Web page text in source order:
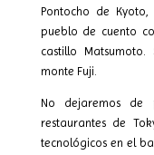
Pontocho de
pueblo de cuento
castillo
monte Fuji.
No dejaremos
restaurantes de
tecnológicos en el